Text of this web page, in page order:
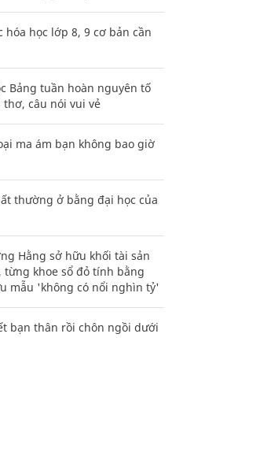
hóa học lớp 8, 9 cơ bản cần
Bảng tuần hoàn nguyên tố
thơ, câu nói vui vẻ
ma ám bạn không bao giờ
thường ở bằng đại học của
Hằng sở hữu khối tài sản
khoe sổ đỏ tính bằng
mẫu 'không có nổi nghìn tỷ'
bạn thân rồi chôn ngồi dưới